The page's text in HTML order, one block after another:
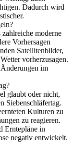
Dadurch wird
moderne
Vorhersagen
Satellitenbilder,
vorherzusagen.
im
glaubt oder nicht,
Siebenschläfertag.
Kulturen zu
zu reagieren.
Erntepläne in
negativ entwickelt.